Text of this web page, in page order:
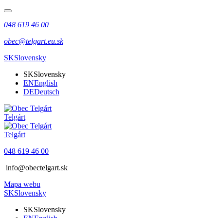
048 619 46 00
obec@telgart.eu.sk
SKSlovensky
SKSlovensky
ENEnglish
DEDeutsch
Telgárt
Telgárt
048 619 46 00
info@obectelgart.sk
Mapa webu
SKSlovensky
SKSlovensky